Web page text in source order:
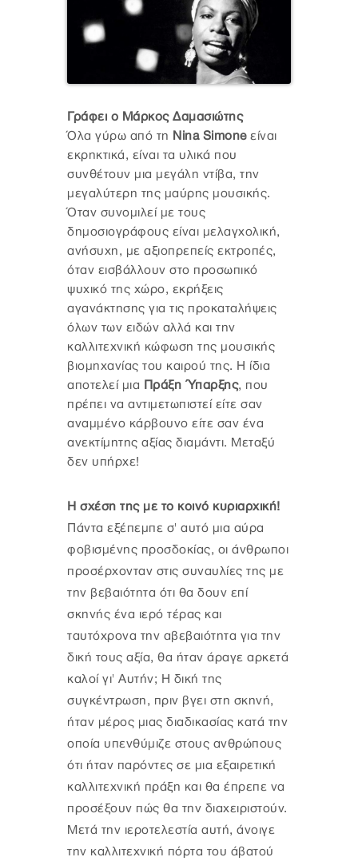
Γράφει ο Μάρκος Δαμασιώτης
Όλα γύρω από τη Nina Simoneείναι
εκρηκτικά, είναι τα υλικά που
συνθέτουν μια μεγάλη ντίβα, την
μεγαλύτερη της μαύρης μουσικής.
Όταν συνομιλεί με τους
δημοσιογράφους είναι μελαγχολική,
ανήσυχη, με αξιοπρεπείς εκτροπές,
όταν εισβάλλουν στο προσωπικό
ψυχικό της χώρο, εκρήξεις
αγανάκτησης για τις προκαταλήψεις
όλων των ειδών αλλά και την
καλλιτεχνική κώφωση της μουσικής
βιομηχανίας του καιρού της. Η ίδια
αποτελεί μια Πράξη Ύπαρξης, που
πρέπει να αντιμετωπιστεί είτε σαν
αναμμένο κάρβουνο είτε σαν ένα
ανεκτίμητης αξίας διαμάντι. Μεταξύ
δεν υπήρχε!
Η σχέση της με το κοινό κυριαρχική!
Πάντα εξέπεμπε σ' αυτό μια αύρα
φοβισμένης προσδοκίας, οι άνθρωποι
προσέρχονταν στις συναυλίες της με
την βεβαιότητα ότι θα δουν επί
σκηνής ένα ιερό τέρας και
ταυτόχρονα την αβεβαιότητα για την
δική τους αξία, θα ήταν άραγε αρκετά
καλοί γι' Αυτήν; Η δική της
συγκέντρωση, πριν βγει στη σκηνή,
ήταν μέρος μιας διαδικασίας κατά την
οποία υπενθύμιζε στους ανθρώπους
ότι ήταν παρόντες σε μια εξαιρετική
καλλιτεχνική πράξη και θα έπρεπε να
προσέξουν πώς θα την διαχειριστούν.
Μετά την ιεροτελεστία αυτή, άνοιγε
την καλλιτεχνική πόρτα του άβατού